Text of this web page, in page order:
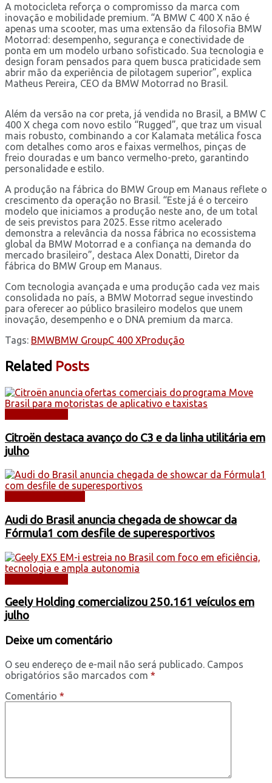
A motocicleta reforça o compromisso da marca com
inovação e mobilidade premium. “A BMW C 400 X não é
apenas uma scooter, mas uma extensão da filosofia BMW
Motorrad: desempenho, segurança e conectividade de
ponta em um modelo urbano sofisticado. Sua tecnologia e
design foram pensados para quem busca praticidade sem
abrir mão da experiência de pilotagem superior”, explica
Matheus Pereira, CEO da BMW Motorrad no Brasil.
Além da versão na cor preta, já vendida no Brasil, a BMW C
400 X chega com novo estilo “Rugged”, que traz um visual
mais robusto, combinando a cor Kalamata metálica fosca
com detalhes como aros e faixas vermelhos, pinças de
freio douradas e um banco vermelho-preto, garantindo
personalidade e estilo.
A produção na fábrica do BMW Group em Manaus reflete o
crescimento da operação no Brasil. “Este já é o terceiro
modelo que iniciamos a produção neste ano, de um total
de seis previstos para 2025. Esse ritmo acelerado
demonstra a relevância da nossa fábrica no ecossistema
global da BMW Motorrad e a confiança na demanda do
mercado brasileiro”, destaca Alex Donatti, Diretor da
fábrica do BMW Group em Manaus.
Com tecnologia avançada e uma produção cada vez mais
consolidada no país, a BMW Motorrad segue investindo
para oferecer ao público brasileiro modelos que unem
inovação, desempenho e o DNA premium da marca.
Tags: BMWBMW GroupC 400 XProdução
Related Posts
Citroën destaca avanço do C3 e da linha utilitária em
julho
Audi do Brasil anuncia chegada de showcar da
Fórmula1 com desfile de superesportivos
Geely Holding comercializou 250.161 veículos em
julho
Deixe um comentário
O seu endereço de e-mail não será publicado. Campos
obrigatórios são marcados com *
Comentário *